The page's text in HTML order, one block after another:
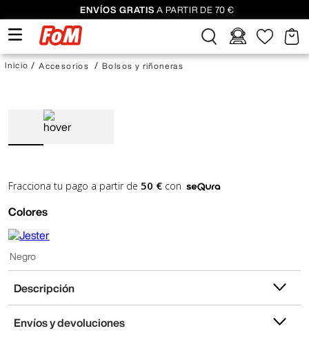
ENVÍOS GRATIS A PARTIR DE 70 €
Accesorios Bolsos y riñoneras
Fracciona tu pago a partir de 50 € con
Colores
Negro
Descripción
Envíos y devoluciones